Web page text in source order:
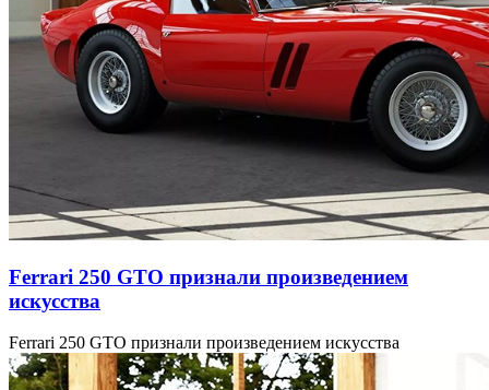
Ferrari 250 GTO признали произведением
искусства
Ferrari 250 GTO признали произведением искусства